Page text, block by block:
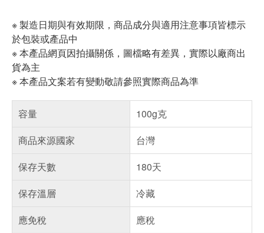
※ 製造日期與有效期限，商品成分與適用注意事項皆標示
於包裝或產品中
※ 本產品網頁因拍攝關係，圖檔略有差異，實際以廠商出
貨為主
※ 本產品文案若有變動敬請參照實際商品為準
容量
100g克
商品來源國家
台灣
保存天數
180天
保存溫層
冷藏
應免稅
應稅